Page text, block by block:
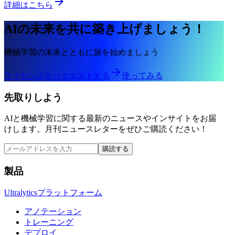
詳細はこちら
AIの未来を共に築き上げましょう！
機械学習の未来とともに旅を始めましょう
ライセンスをリクエストする 使ってみる
先取りしよう
AIと機械学習に関する最新のニュースやインサイトをお届
けします。月刊ニュースレターをぜひご購読ください！
購読する
製品
Ultralyticsプラットフォーム
アノテーション
トレーニング
デプロイ